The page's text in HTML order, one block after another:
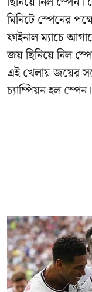
মিনিটে স্পেনের
ফাইনাল ম্যাচে
জয় ছিনিয়ে নিল
এই খেলায় জয়ের
চ্যাম্পিয়ন হল